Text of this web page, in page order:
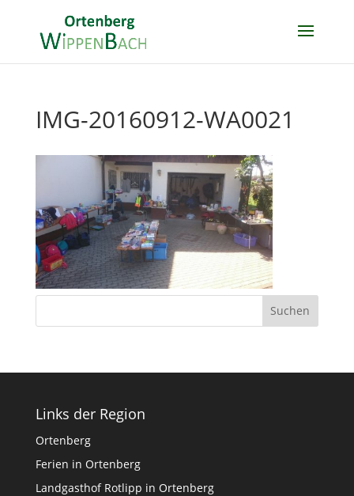
IMG-20160912-WA0021
Links der Region
Ortenberg
Ferien in Ortenberg
Landgasthof Rotlipp in Ortenberg